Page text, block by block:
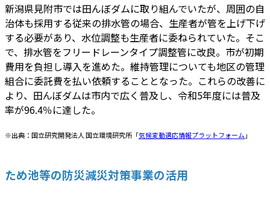
新潟県見附市では田んぼダムに取り組んでいたが、周囲の自
治体も採用する従来の排水管の場合、生産者が管を上げ下げ
する必要があり、水位調整も生産者に委ねられていた。そこ
で、排水管をフリードレーンタイプ調整管に改良。市が初期
費用を負担し導入を進めた。維持管理についても地区の管理
組合に委託費を払い依頼することとなった。これらの改善に
より、田んぼダムは市内で広く普及し、令和5年度には普及
率が96.4％に達した。
※出典：国立研究開発法人 国立環境研究所「気候変動適応情報プラットフォーム 」
ため池等の防災減災対策事業の活用